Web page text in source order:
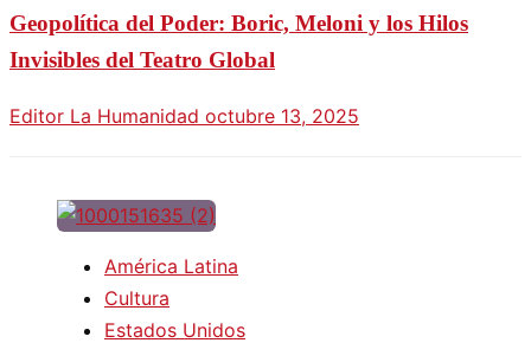
Geopolítica del Poder: Boric, Meloni y los Hilos
Invisibles del Teatro Global
Editor La Humanidad octubre 13, 2025
América Latina
Cultura
Estados Unidos